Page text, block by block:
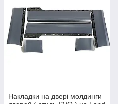
Накладки на двері молдинги